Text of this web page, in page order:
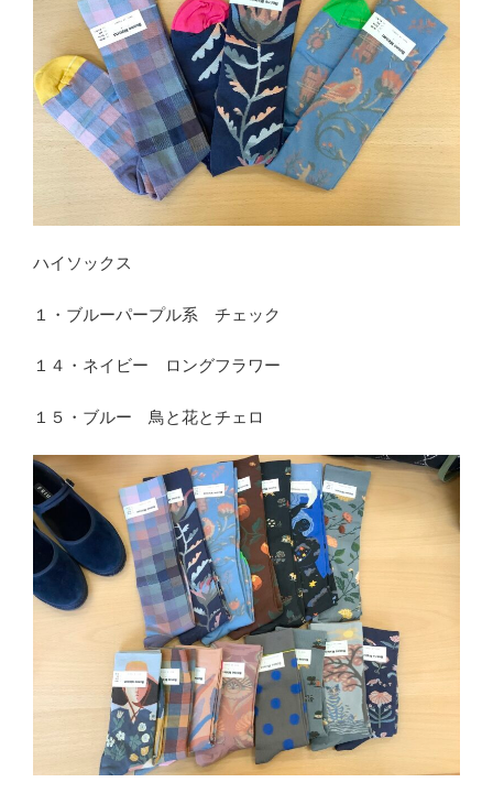
ハイソックス
１・ブルーパープル系 チェック
１４・ネイビー ロングフラワー
１５・ブルー 鳥と花とチェロ